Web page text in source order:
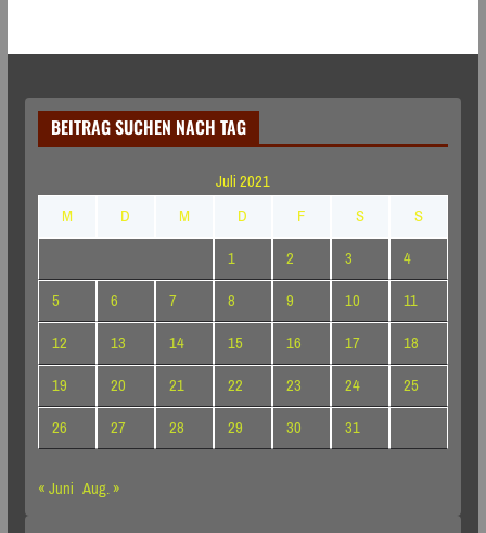
BEITRAG SUCHEN NACH TAG
Juli 2021
M
D M D F S
S
1
2 3
4
5
6 7 8 9 10
11
12
13 14 15 16 17
18
19
20 21 22 23 24
25
26
27 28 29 30
31
« Juni Aug. »